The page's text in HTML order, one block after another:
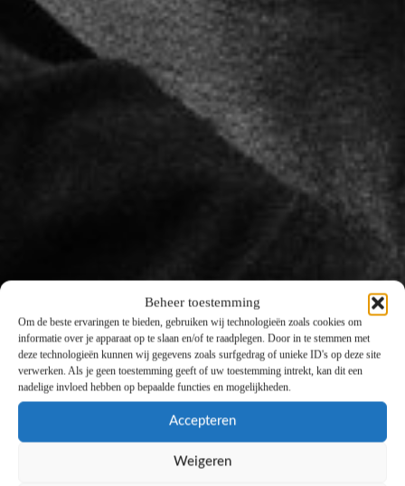
Beheer toestemming
Om de beste ervaringen te bieden, gebruiken wij technologieën zoals cookies om
informatie over je apparaat op te slaan en/of te raadplegen. Door in te stemmen met
deze technologieën kunnen wij gegevens zoals surfgedrag of unieke ID's op deze site
verwerken. Als je geen toestemming geeft of uw toestemming intrekt, kan dit een
nadelige invloed hebben op bepaalde functies en mogelijkheden.
Accepteren
Weigeren